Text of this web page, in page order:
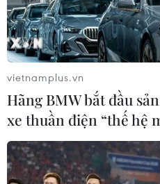
vietnamplus.vn
Hãng BMW bắt đầu
xe thuần điện “thế hệ